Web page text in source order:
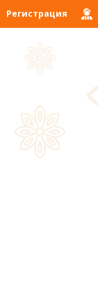
Регистрация